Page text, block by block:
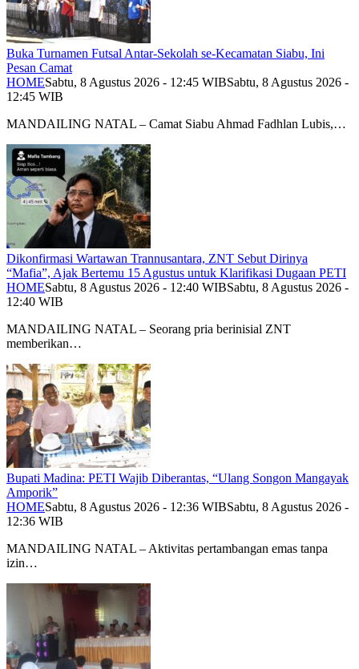
Buka Turnamen Futsal Antar-Sekolah se-Kecamatan Siabu, Ini
Pesan Camat
HOMESabtu, 8 Agustus 2026 - 12:45 WIBSabtu, 8 Agustus 2026 -
12:45 WIB
MANDAILING NATAL – Camat Siabu Ahmad Fadhlan Lubis,…
Dikonfirmasi Wartawan Trannusantara, ZNT Sebut Dirinya
“Mafia”, Ajak Bertemu 15 Agustus untuk Klarifikasi Dugaan PETI
HOMESabtu, 8 Agustus 2026 - 12:40 WIBSabtu, 8 Agustus 2026 -
12:40 WIB
MANDAILING NATAL – Seorang pria berinisial ZNT
memberikan…
Bupati Madina: PETI Wajib Diberantas, “Ulang Songon Mangayak
Amporik”
HOMESabtu, 8 Agustus 2026 - 12:36 WIBSabtu, 8 Agustus 2026 -
12:36 WIB
MANDAILING NATAL – Aktivitas pertambangan emas tanpa
izin…